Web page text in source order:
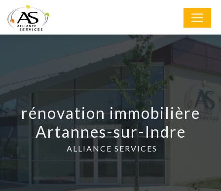
rénovation immobilière
Artannes-sur-Indre
ALLIANCE SERVICES
Panneau de gestion des cookies